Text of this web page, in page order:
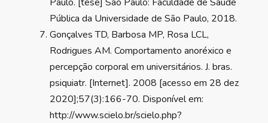
Paulo. [tese] São Paulo: Faculdade de Saúde
Pública da Universidade de São Paulo, 2018.
Gonçalves TD, Barbosa MP, Rosa LCL,
Rodrigues AM. Comportamento anoréxico e
percepção corporal em universitários. J. bras.
psiquiatr. [Internet]. 2008 [acesso em 28 dez
2020];57(3):166-70. Disponível em:
http://www.scielo.br/scielo.php?